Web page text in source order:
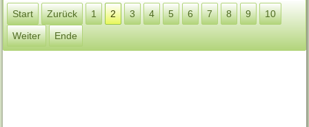
Start
Zurück 1 2 3 4 5 6 7 8 9
10
Weiter
Ende